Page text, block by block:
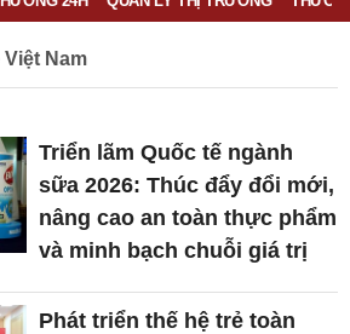
Việt Nam
Triển lãm Quốc tế ngành
sữa 2026: Thúc đẩy đổi mới,
nâng cao an toàn thực phẩm
và minh bạch chuỗi giá trị
Phát triển thế hệ trẻ toàn